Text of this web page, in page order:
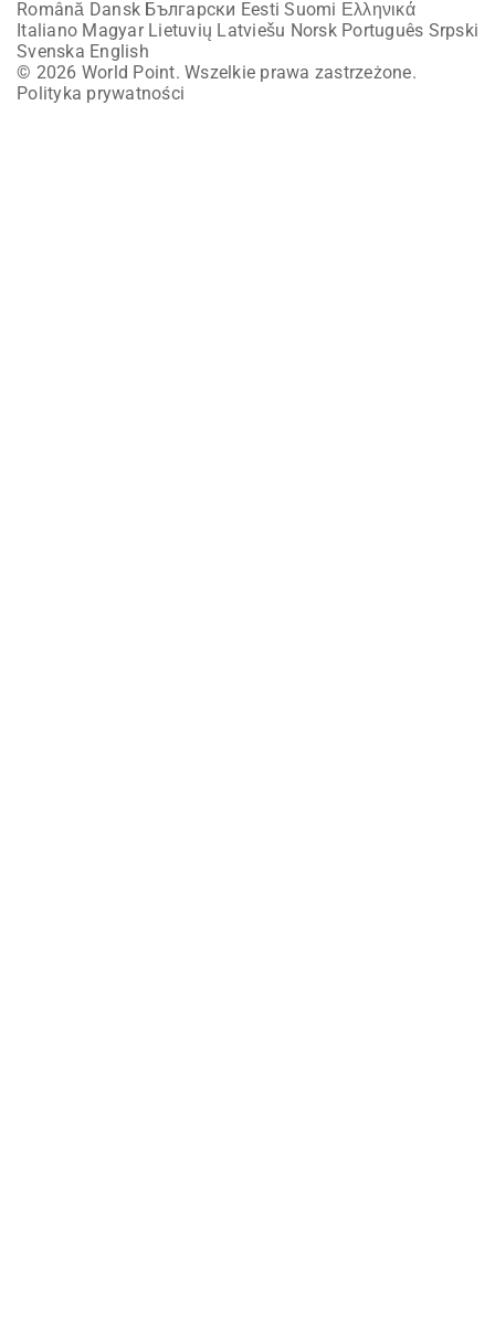
Română Dansk Български Eesti Suomi Ελληνικά
Italiano Magyar Lietuvių Latviešu Norsk Português Srpski
Svenska English
© 2026 World Point. Wszelkie prawa zastrzeżone.
Polityka prywatności